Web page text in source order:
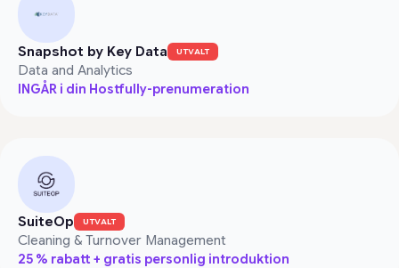
Snapshot by Key Data UTVALT
Data and Analytics
INGÅR i din Hostfully-prenumeration
SuiteOp UTVALT
Cleaning & Turnover Management
25 % rabatt + gratis personlig introduktion